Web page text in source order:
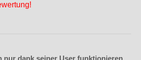
nur dank seiner User funktionieren,